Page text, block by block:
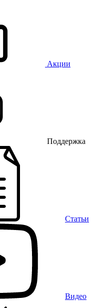
Акции
Поддержка
Статьи
Видео